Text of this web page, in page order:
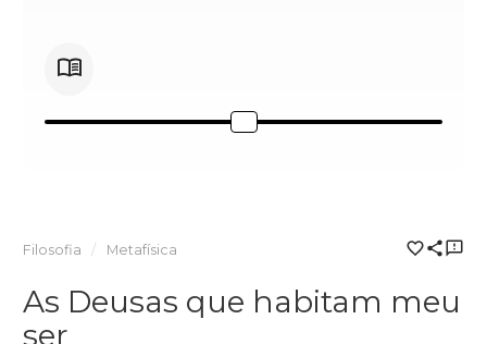
Filosofia Metafísica
As Deusas que habitam meu
ser